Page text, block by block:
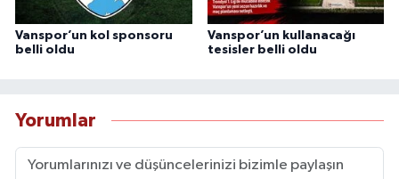
Vanspor’un kol sponsoru
belli oldu
Vanspor’un kullanacağı
tesisler belli oldu
Yorumlar